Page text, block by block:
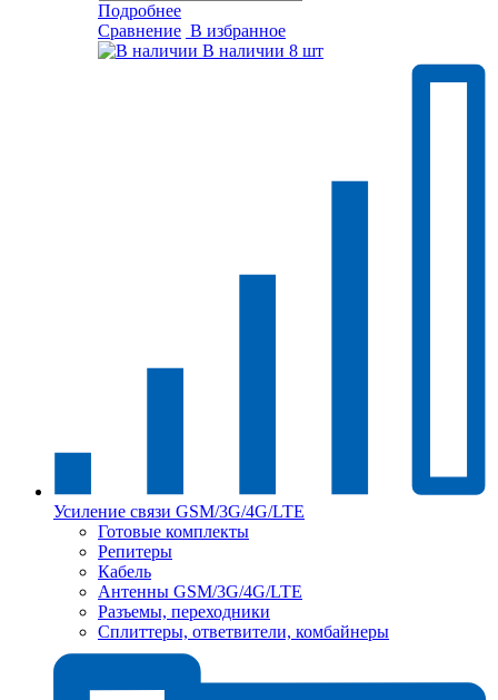
Подробнее
Сравнение В избранное
В наличии 8 шт
Усиление связи GSM/3G/4G/LTE
Готовые комплекты
Репитеры
Кабель
Антенны GSM/3G/4G/LTE
Разъемы, переходники
Сплиттеры, ответвители, комбайнеры